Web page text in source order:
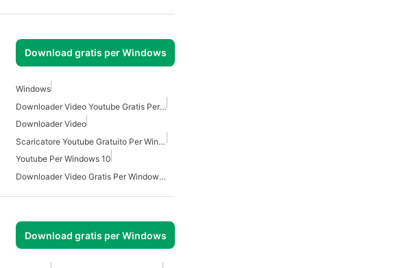
Download gratis per Windows
Windows
Downloader Video Youtube Gratis Per Windows 10
Downloader Video
Scaricatore Youtube Gratuito Per Windows
Youtube Per Windows 10
Downloader Video Gratis Per Windows 7
Download gratis per Windows